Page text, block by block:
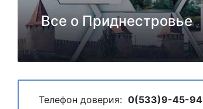
Все о Приднестровье
Телефон доверия: 0(533)9-45-94